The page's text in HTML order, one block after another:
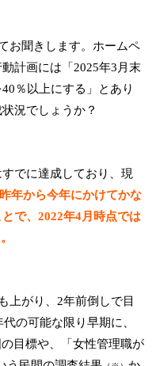
お聞きします。ホームペ
計画には「2025年3月末
％以上にする」とあり
況でしょうか？
でに達成しており、現
昨年から今年にかけてかな
で、2022年4月時点では
上がり、2年前倒しで目
の可能な限り早期に、
目標や、「女性管理職が